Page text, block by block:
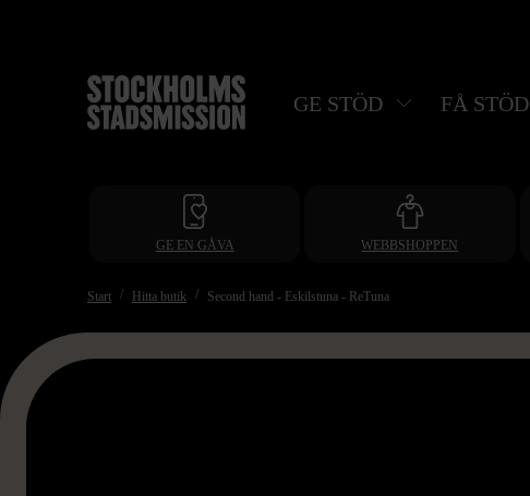
huvudinnehåll
GE STÖD FÅ STÖD
GE EN GÅVA WEBBSHOPPEN
Start Hitta butik Second hand - Eskilstuna - ReTuna